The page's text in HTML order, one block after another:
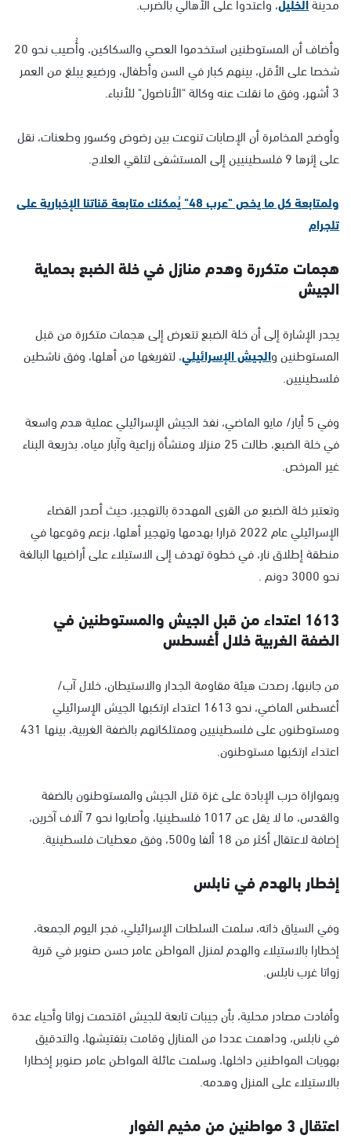
وأضاف أن المستوطنين استخدموا العصي والسكاكين، وأُصيب نحو 20
شخصا على الأقل، بينهم كبار في السن وأطفال، ورضيع يبلغ من العمر
3 أشهر، وفق ما نقلت عنه وكالة "الأناضول" للأنباء.
وأوضح المخامرة أن الإصابات تنوعت بين رضوض وكسور وطعنات، نقل
على إثرها 9 فلسطينيين إلى المستشفى لتلقي العلاج.
ولمتابعة كل ما يخص "عرب 48" يُمكنك متابعة قناتنا الإخبارية على
تلجرام
هجمات متكررة وهدم منازل في خلة الضبع بحماية
الجيش
يجدر الإشارة إلى أن خلة الضبع تتعرض إلى هجمات متكررة من قبل
المستوطنين والجيش الإسرائيلي، لتفريغها من أهلها، وفق ناشطين
فلسطينيين.
وفي 5 أيار/ مايو الماضي، نفذ الجيش الإسرائيلي عملية هدم واسعة
في خلة الضبع، طالت 25 منزلا ومنشأة زراعية وآبار مياه، بذريعة البناء
غير المرخص.
وتعتبر خلة الضبع من القرى المهددة بالتهجير، حيث أصدر القضاء
الإسرائيلي عام 2022 قرارا بهدمها وتهجير أهلها، بزعم وقوعها في
منطقة إطلاق نار، في خطوة تهدف إلى الاستيلاء على أراضيها البالغة
نحو 3000 دونم .
1613 اعتداء من قبل الجيش والمستوطنين في
الضفة الغربية خلال أغسطس
من جانبها، رصدت هيئة مقاومة الجدار والاستيطان، خلال آب/
أغسطس الماضي، نحو 1613 اعتداء ارتكبها الجيش الإسرائيلي
ومستوطنون على فلسطينيين وممتلكاتهم بالضفة الغربية، بينها 431
اعتداء ارتكبها مستوطنون.
وبموازاة حرب الإبادة على غزة قتل الجيش والمستوطنون بالضفة
والقدس، ما لا يقل عن 1017 فلسطينيا، وأصابوا نحو 7 آلاف آخرين،
إضافة لاعتقال أكثر من 18 ألفا و500، وفق معطيات فلسطينية.
إخطار بالهدم في نابلس
وفي السياق ذاته، سلمت السلطات الإسرائيلي، فجر اليوم الجمعة،
إخطارا بالاستيلاء والهدم لمنزل المواطن عامر حسن صنوبر في قرية
زواتا غرب نابلس.
وأفادت مصادر محلية، بأن جيبات تابعة للجيش اقتحمت زواتا وأحياء عدة
في نابلس، وداهمت عددا من المنازل وقامت بتفتيشها، والتدقيق
بهويات المواطنين داخلها، وسلمت عائلة المواطن عامر صنوبر إخطارا
بالاستيلاء على المنزل وهدمه.
اعتقال 3 مواطنين من مخيم الفوار